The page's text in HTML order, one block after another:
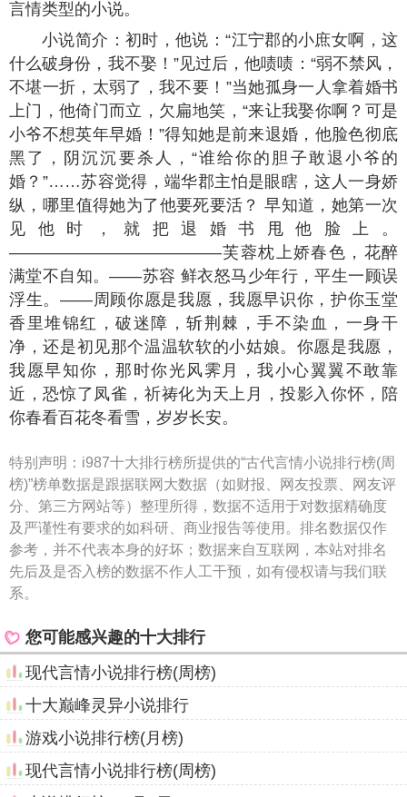
小说简介：初时，他说：“江宁郡的小庶女啊，这
什么破身份，我不娶！”见过后，他啧啧：“弱不禁风，
不堪一折，太弱了，我不要！”当她孤身一人拿着婚书
上门，他倚门而立，欠扁地笑，“来让我娶你啊？可是
小爷不想英年早婚！”得知她是前来退婚，他脸色彻底
黑了，阴沉沉要杀人，“谁给你的胆子敢退小爷的
婚？”……苏容觉得，端华郡主怕是眼瞎，这人一身娇
纵，哪里值得她为了他要死要活？ 早知道，她第一次
见他时，就把退婚书甩他脸上。
—————————————芙蓉枕上娇春色，花醉
满堂不自知。——苏容 鲜衣怒马少年行，平生一顾误
浮生。——周顾你愿是我愿，我愿早识你，护你玉堂
香里堆锦红，破迷障，斩荆棘，手不染血，一身干
净，还是初见那个温温软软的小姑娘。你愿是我愿，
我愿早知你，那时你光风霁月，我小心翼翼不敢靠
近，恐惊了凤雀，祈祷化为天上月，投影入你怀，陪
你春看百花冬看雪，岁岁长安。
榜)”榜单数据是跟据联网大数据（如财报、网友投票、网友评
分、第三方网站等）整理所得，数据不适用于对数据精确度
及严谨性有要求的如科研、商业报告等使用。排名数据仅作
参考，并不代表本身的好坏；数据来自互联网，本站对排名
先后及是否入榜的数据不作人工干预，如有侵权请与我们联
系。
现代言情小说排行榜(周榜)
十大巅峰灵异小说排行
游戏小说排行榜(月榜)
现代言情小说排行榜(周榜)
小说排行榜(12月9日)